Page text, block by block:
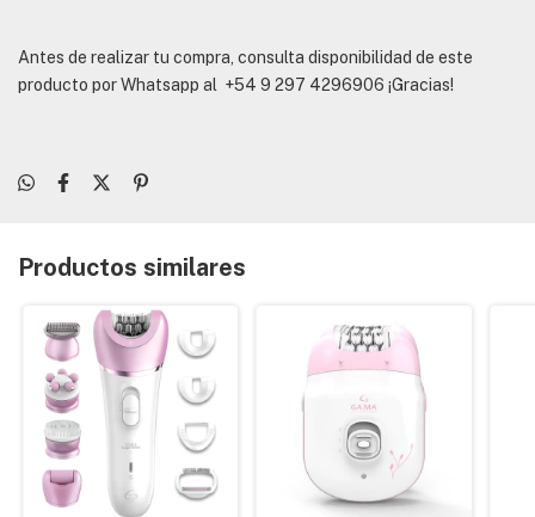
Antes de realizar tu compra, consulta disponibilidad de este
producto por Whatsapp al +54 9 297 4296906 ¡Gracias!
Productos similares